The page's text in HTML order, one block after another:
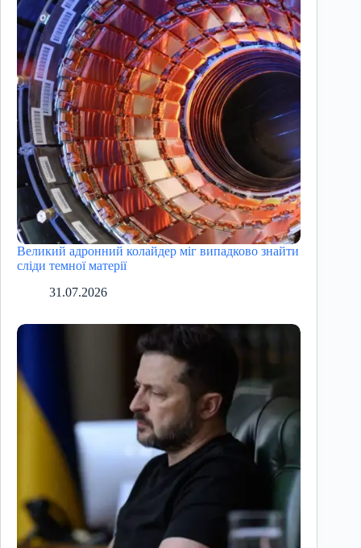
Великий адронний колайдер міг випадково знайти
сліди темної матерії
31.07.2026